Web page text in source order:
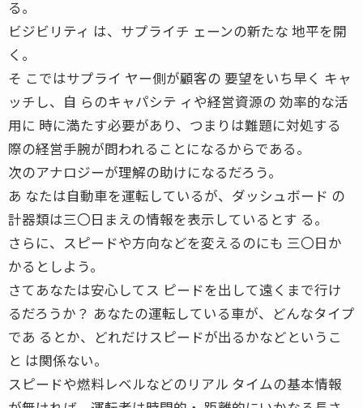
る。
ビジビリティ は、サプライチ ェーンの新たな 地平を開
く。
そ こではサプライ ヤー側が顧客の 要望をいち早く キャ
ッチし、自 らのキャパシテ ィや経営資源の 効率的な活
用に 時に満たす必要があり、つまりは難題に対処する
際の経営手腕が問われることになるからである。
次のアナロジーが理解の助けになるだろう。
あ なたは自動車を運転しているが、ダッシュボード の
計器類は三〇日まえの情報を表示しているとす る。
さらに、スピードや方向などを変えるのにも 三〇日か
かるとしよう。
さてあなたは安心してス ピードを出して遠くまで行け
るだろうか？ あなたの運転している車が、どんなタイプ
であ るとか、どれだけスピードが出るかなどというこ
と は関係ない。
スピードや燃料レベルなどのリアル タイムの基本情報